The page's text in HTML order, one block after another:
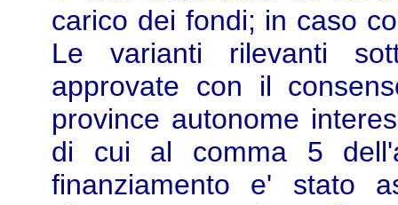
carico dei fondi; in caso
Le varianti rilevanti
approvate con il
province autonome
di cui al comma 5
finanziamento e' stato